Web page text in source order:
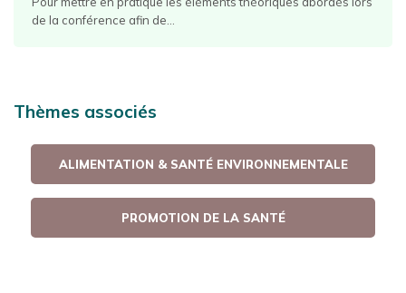
de la conférence afin de...
Thèmes associés
ALIMENTATION & SANTÉ ENVIRONNEMENTALE
PROMOTION DE LA SANTÉ